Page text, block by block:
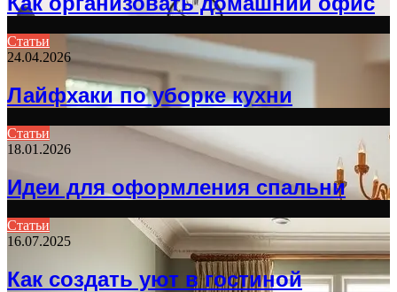
Статьи
24.04.2026
Лайфхаки по уборке кухни
Статьи
18.01.2026
Идеи для оформления спальни
Статьи
16.07.2025
Как создать уют в гостиной